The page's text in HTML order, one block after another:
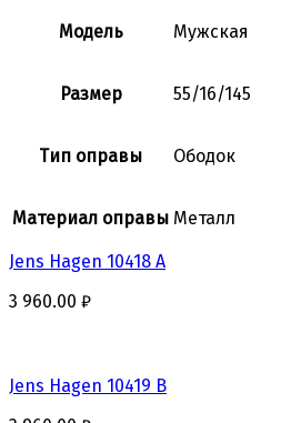
Модель Мужская
Размер 55/16/145
Тип оправы Ободок
Материал оправы Металл
Jens Hagen 10418 A
3 960.00 ₽
Jens Hagen 10419 B